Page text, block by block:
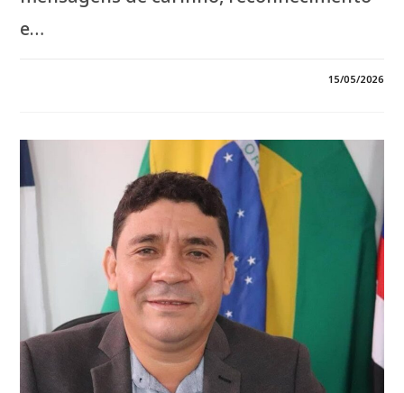
e…
CHEFE
GABINETE,
POR
MAIS
UM
ANO
DE
VIDA.
QUE
DEUS
ABENÇOE
ESTE
NOVO
CICLO
COM
SAÚDE,
PAZ,
SABEDORIA
E
MUITAS
REALIZAÇÕES!*
15/05/2026